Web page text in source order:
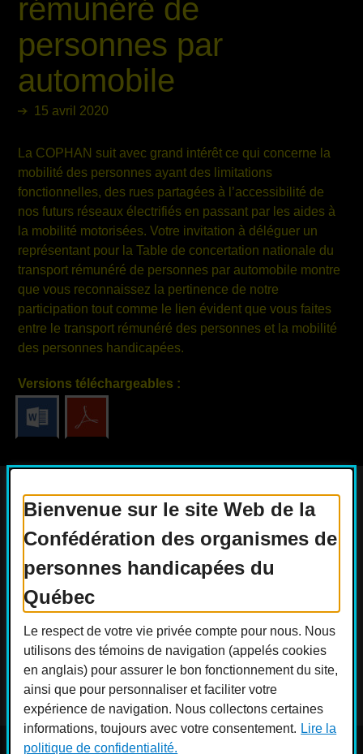
Bienvenue sur le site Web de la
Confédération des organismes de
personnes handicapées du
Québec
Le respect de votre vie privée compte pour nous. Nous
utilisons des témoins de navigation (appelés cookies
en anglais) pour assurer le bon fonctionnement du site,
ainsi que pour personnaliser et faciliter votre
expérience de navigation. Nous collectons certaines
informations, toujours avec votre consentement. Lire la
politique de confidentialité.
rémunéré de
personnes par
automobile
15 avril 2020
La COPHAN suit avec grand intérêt ce qui concerne la
mobilité des personnes ayant des limitations
fonctionnelles, des rues partagées à l’accessibilité de
nos futurs réseaux électrifiés en passant par les aides à
la mobilité motorisées. Votre invitation à déléguer un
représentant pour la Table de concertation nationale du
transport rémunéré de personnes par automobile montre
que vous reconnaissez la pertinence de notre
participation tout comme le lien évident que vous faites
entre le transport rémunéré des personnes et la mobilité
des personnes handicapées.
Versions téléchargeables :
Actualités
Devenir membre
Nous joindre
Nous recrutons
Guide sur l’accessibilité universelle
FAQ